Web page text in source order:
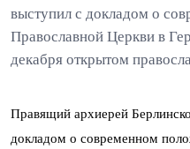
выступил с докладом о
Православной Церкви в
декабря открытом
Правящий архиерей
докладом о современном